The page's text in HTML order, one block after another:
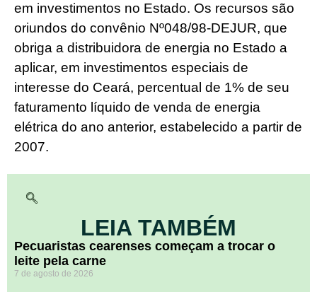
em investimentos no Estado. Os recursos são
oriundos do convênio Nº048/98-DEJUR, que
obriga a distribuidora de energia no Estado a
aplicar, em investimentos especiais de
interesse do Ceará, percentual de 1% de seu
faturamento líquido de venda de energia
elétrica do ano anterior, estabelecido a partir de
2007.
LEIA TAMBÉM
Pecuaristas cearenses começam a trocar o
leite pela carne
7 de agosto de 2026